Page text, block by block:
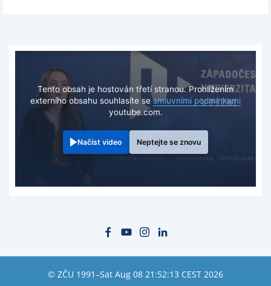
Tento obsah je hostován třetí stranou. Prohlížením
externího obsahu souhlasíte sesmluvními podmínkami
youtube.com.
Načíst video Neptejte se znovu
© ZČU 1991–Sat Aug 08 21:52:13 CEST 2026